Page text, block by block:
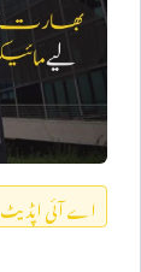
اے آئی اپڈیٹ